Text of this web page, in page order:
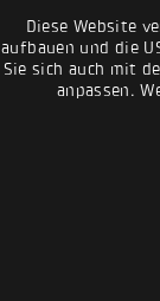
Diese Website
aufbauen und die
Sie sich auch mit
anpassen.